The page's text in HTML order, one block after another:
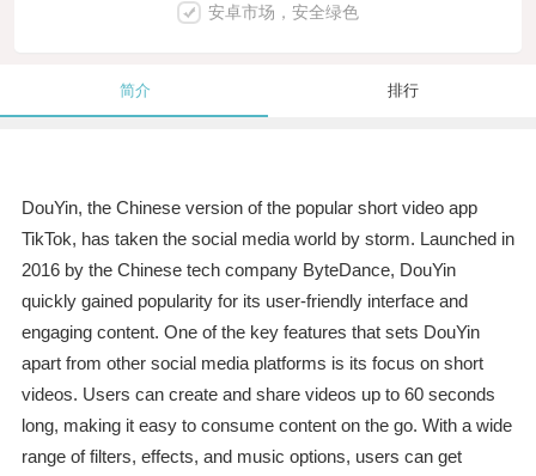
安卓市场，安全绿色
简介 排行
DouYin, the Chinese version of the popular short video app
TikTok, has taken the social media world by storm. Launched in
2016 by the Chinese tech company ByteDance, DouYin
quickly gained popularity for its user-friendly interface and
engaging content. One of the key features that sets DouYin
apart from other social media platforms is its focus on short
videos. Users can create and share videos up to 60 seconds
long, making it easy to consume content on the go. With a wide
range of filters, effects, and music options, users can get